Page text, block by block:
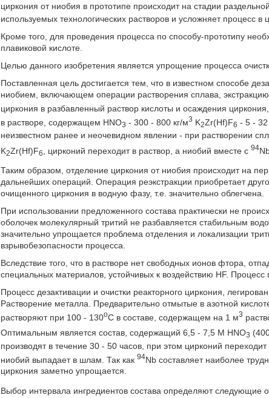
циркония от ниобия в прототипе происходит на стадии
используемых технологических растворов и усложняет процесс в
Кроме того, для проведения процесса по способу-прототипу
плавиковой кислоте.
Целью данного изобретения является упрощение процесса
Поставленная цель достигается тем, что в известном способе
ниобием, включающем операции растворения сплава,
циркония в разбавленный раствор кислоты и осаждения
в растворе, содержащем HNO3 - 300 - 800 кг/м3 K2Zr(Hf)F6 - 5 - 32
неизвестном ранее и неочевидном явлении - при растворении
K2Zr(Hf)F6 , цирконий переходит в раствор, а ниобий вместе с94
Таким образом, отделение циркония от ниобия происходит на
дальнейших операций. Операция реэкстракции приобретает
очищенного циркония в водную фазу, т.е. значительно облегчена.
При использовании предложенного состава практически не
оболочек молекулярный тритий не разбавляется стабильным
значительно упрощается проблема отделения и локализации
взрывобезопасности процесса.
Вследствие того, что в растворе нет свободных ионов фтора,
специальных материалов, устойчивых к воздействию HF.
Процесс дезактивации и очистки реакторного циркония,
Растворение металла. Предварительно отмытые в азотной
растворяют при 100 - 130oC в составе, содержащем на 1 м3
Оптимальным является состав, содержащий 6,5 - 7,5 М HNO3
производят в течение 30 - 50 часов, при этом цирконий
ниобий выпадает в шлам. Так как94Nb составляет наиболее
циркония заметно упрощается.
Выбор интервала ингредиентов состава определяют следующие